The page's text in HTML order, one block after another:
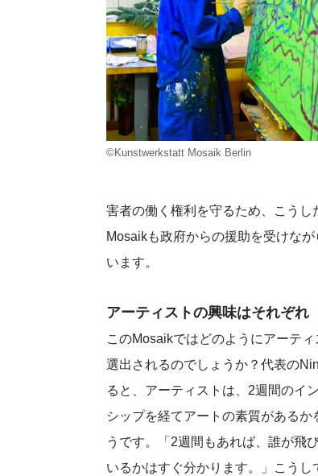
©Kunstwerkstatt Mosaik Berlin
害者の働く権利を守るため、こうし
Mosaikも政府からの援助を受けな
います。
アーティストの興味はそれぞれ
このMosaikではどのようにアーティ
選出されるのでしょうか？代表の
ると、アーティストは、2週間のイ
シップを経てアートの素質があるか
うです。「2週間もあれば、誰が飛
いるかはすぐ分かります。」こうし